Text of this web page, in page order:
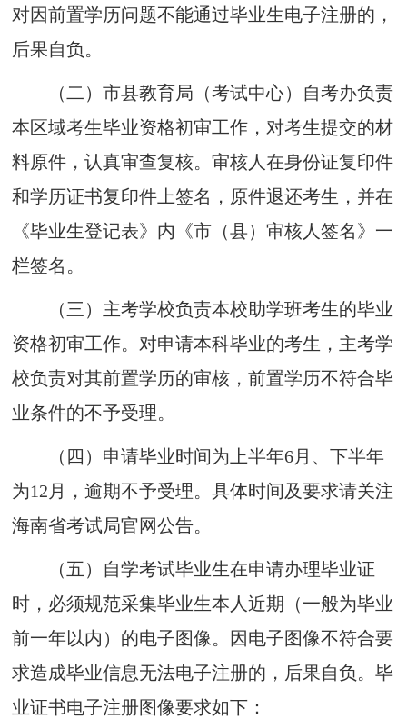
对因前置学历问题不能通过毕业生电子注册的 ，
后果自负。
（二）市县教育局（考试中心）自考办负责
本区域考生毕业资格初审工作 ，对考生提交的材
料原件，认真审查复核。审核人在身份证复印件
和学历证书复印件上签名， 原件退还考生 ， 并在
《毕业生登记表》内《市（县）审核人签名》一
栏签名。
（三） 主考学校负责本校助学班考生的毕业
资格初审工作。对申请本科毕业的考生，主考学
校负责对其前置学历的审核，前置学历不符合毕
业条件的不予受理。
（四） 申请毕业时间为上半年6月、下半年
为12月，逾期不予受理。具体时间及要求请关注
海南省考试局官网公告。
（五） 自学考试毕业生在申请办理毕业证
时， 必须规范采集毕业生本人近期（一般为毕业
前一年以内） 的电子图像。因电子图像不符合要
求造成毕业信息无法电子注册的，后果自负。毕
业证书电子注册图像要求如下 ：